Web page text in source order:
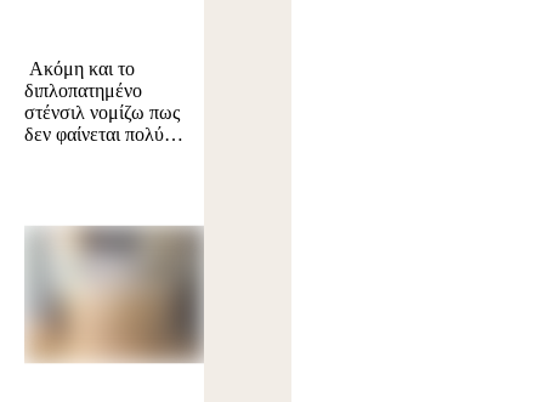
Ακόμη και το
διπλοπατημένο
στένσιλ νομίζω πως
δεν φαίνεται πολύ…